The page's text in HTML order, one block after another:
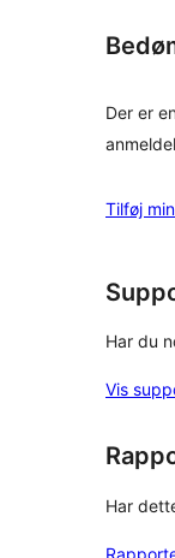
Der er
Tilføj
Har du
Vis
Har